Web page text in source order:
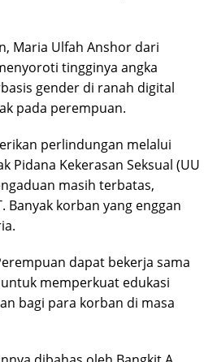
Maria Ulfah Anshor dari
tingginya angka
gender di ranah digital
pada perempuan.
perlindungan melalui
Pidana Kekerasan Seksual (UU
masih terbatas,
Banyak korban yang enggan
dapat bekerja sama
memperkuat edukasi
bagi para korban di masa